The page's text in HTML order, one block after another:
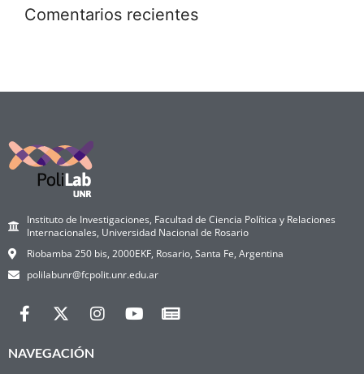
Comentarios recientes
Instituto de Investigaciones, Facultad de Ciencia Política y Relaciones
Internacionales, Universidad Nacional de Rosario
Riobamba 250 bis, 2000EKF, Rosario, Santa Fe, Argentina
polilabunr@fcpolit.unr.edu.ar
NAVEGACIÓN